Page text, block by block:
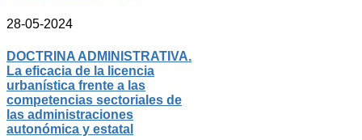
28-05-2024
DOCTRINA ADMINISTRATIVA.
La eficacia de la licencia
urbanística frente a las
competencias sectoriales de
las administraciones
autonómica y estatal